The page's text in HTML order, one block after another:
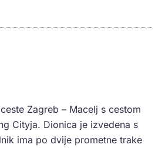
Zagreb – Macelj s cestom
Cityja. Dionica je izvedena s
ima po dvije prometne trake